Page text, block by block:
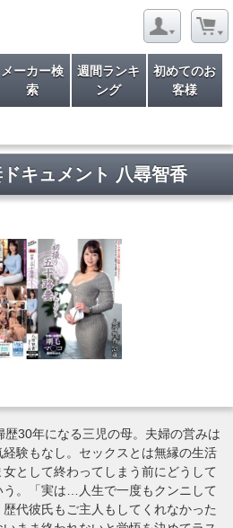
メーカー検
索
週間ランキ
ング
初めてのお
客様
キュメント 八尋智香
30年になる三児の母。夫婦の営みは
験もなし。セックスとは無縁の生活
として終わってしまう前にどうして
う。「実は…人生で一度もクンニして
代彼氏もご主人もしてくれなかった